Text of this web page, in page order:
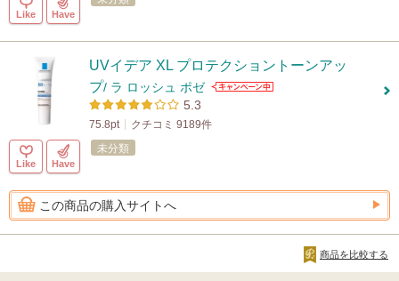
Like Have
UVイデア XL プロテクショントーンアッ
プ/ ラ ロッシュ ポゼ
5.3
75.8pt クチコミ 9189件
Like Have
未分類
この商品の購入サイトへ
商品を比較する